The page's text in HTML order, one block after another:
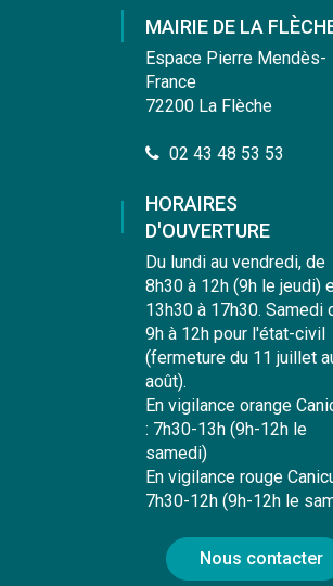
comptecomptecompte
MAIRIE DE LA
Espace Pierre Mendès-
France
72200 La Flèche
02 43 48 53 53
HORAIRES
D'OUVERTURE
Du lundi au vendredi, de
8h30 à 12h (9h le jeudi)
13h30 à 17h30. Samedi
9h à 12h pour l'état-civil
(fermeture du 11 juillet
août).
En vigilance orange
: 7h30-13h (9h-12h le
samedi)
En vigilance rouge
7h30-12h (9h-12h le
Nous contacter